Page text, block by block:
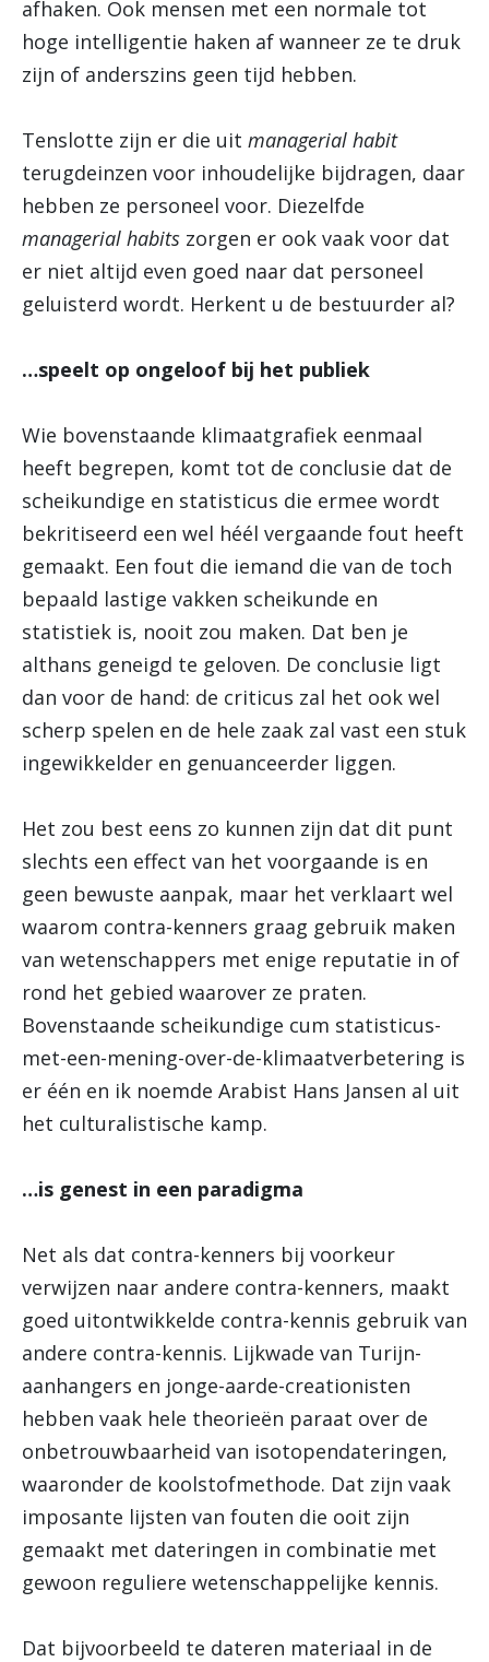
afhaken. Ook mensen met een normale tot
hoge intelligentie haken af wanneer ze te druk
zijn of anderszins geen tijd hebben.
Tenslotte zijn er die uit managerial habit
terugdeinzen voor inhoudelijke bijdragen, daar
hebben ze personeel voor. Diezelfde
managerial habits zorgen er ook vaak voor dat
er niet altijd even goed naar dat personeel
geluisterd wordt. Herkent u de bestuurder al?
…speelt op ongeloof bij het publiek
Wie bovenstaande klimaatgrafiek eenmaal
heeft begrepen, komt tot de conclusie dat de
scheikundige en statisticus die ermee wordt
bekritiseerd een wel héél vergaande fout heeft
gemaakt. Een fout die iemand die van de toch
bepaald lastige vakken scheikunde en
statistiek is, nooit zou maken. Dat ben je
althans geneigd te geloven. De conclusie ligt
dan voor de hand: de criticus zal het ook wel
scherp spelen en de hele zaak zal vast een stuk
ingewikkelder en genuanceerder liggen.
Het zou best eens zo kunnen zijn dat dit punt
slechts een effect van het voorgaande is en
geen bewuste aanpak, maar het verklaart wel
waarom contra-kenners graag gebruik maken
van wetenschappers met enige reputatie in of
rond het gebied waarover ze praten.
Bovenstaande scheikundige cum statisticus-
met-een-mening-over-de-klimaatverbetering is
er één en ik noemde Arabist Hans Jansen al uit
het culturalistische kamp.
…is genest in een paradigma
Net als dat contra-kenners bij voorkeur
verwijzen naar andere contra-kenners, maakt
goed uitontwikkelde contra-kennis gebruik van
andere contra-kennis. Lijkwade van Turijn-
aanhangers en jonge-aarde-creationisten
hebben vaak hele theorieën paraat over de
onbetrouwbaarheid van isotopendateringen,
waaronder de koolstofmethode. Dat zijn vaak
imposante lijsten van fouten die ooit zijn
gemaakt met dateringen in combinatie met
gewoon reguliere wetenschappelijke kennis.
Dat bijvoorbeeld te dateren materiaal in de